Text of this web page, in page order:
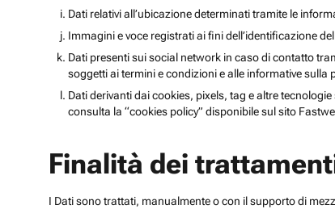
Dati relativi all’ubicazione determinati tramite le
Immagini e voce registrati ai fini dell’identificazione
Dati presenti sui social network in caso di contatto
soggetti ai termini e condizioni e alle informative sulla
Dati derivanti dai cookies, pixels, tag e altre
consulta la “cookies policy” disponibile sul sito
Finalità dei
I Dati sono trattati, manualmente o con il supporto di